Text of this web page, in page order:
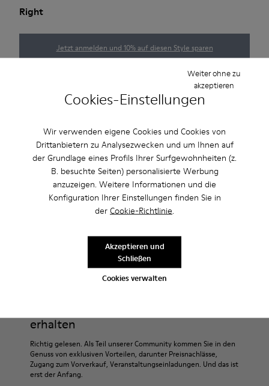
Cookies-Einstellungen
Wir verwenden eigene Cookies und Cookies von
Drittanbietern zu Analysezwecken und um Ihnen auf
der Grundlage eines Profils Ihrer Surfgewohnheiten (z.
B. besuchte Seiten) personalisierte Werbung
anzuzeigen. Weitere Informationen und die
Konfiguration Ihrer Einstellungen finden Sie in
der Cookie-Richtlinie.
Cookies verwalten
Weiter ohne zu
akzeptieren
Akzeptieren und
Schließen
Right
Jetzt anmelden und 10% auf diesen Style sparen
Nutzen Sie den kostenlosen Standardversand und die
kostenlose Lieferung in die Stores bei Einkäufen über 45€.
erhalten
Richtig gelesen. Als Teil unserer Community kommen Sie in den
Genuss von exklusiven Vorteilen, darunter Preisnachlässe,
Zugang zum Vorverkauf, Veranstaltungseinladungen. Und das ist
erst der Anfang.